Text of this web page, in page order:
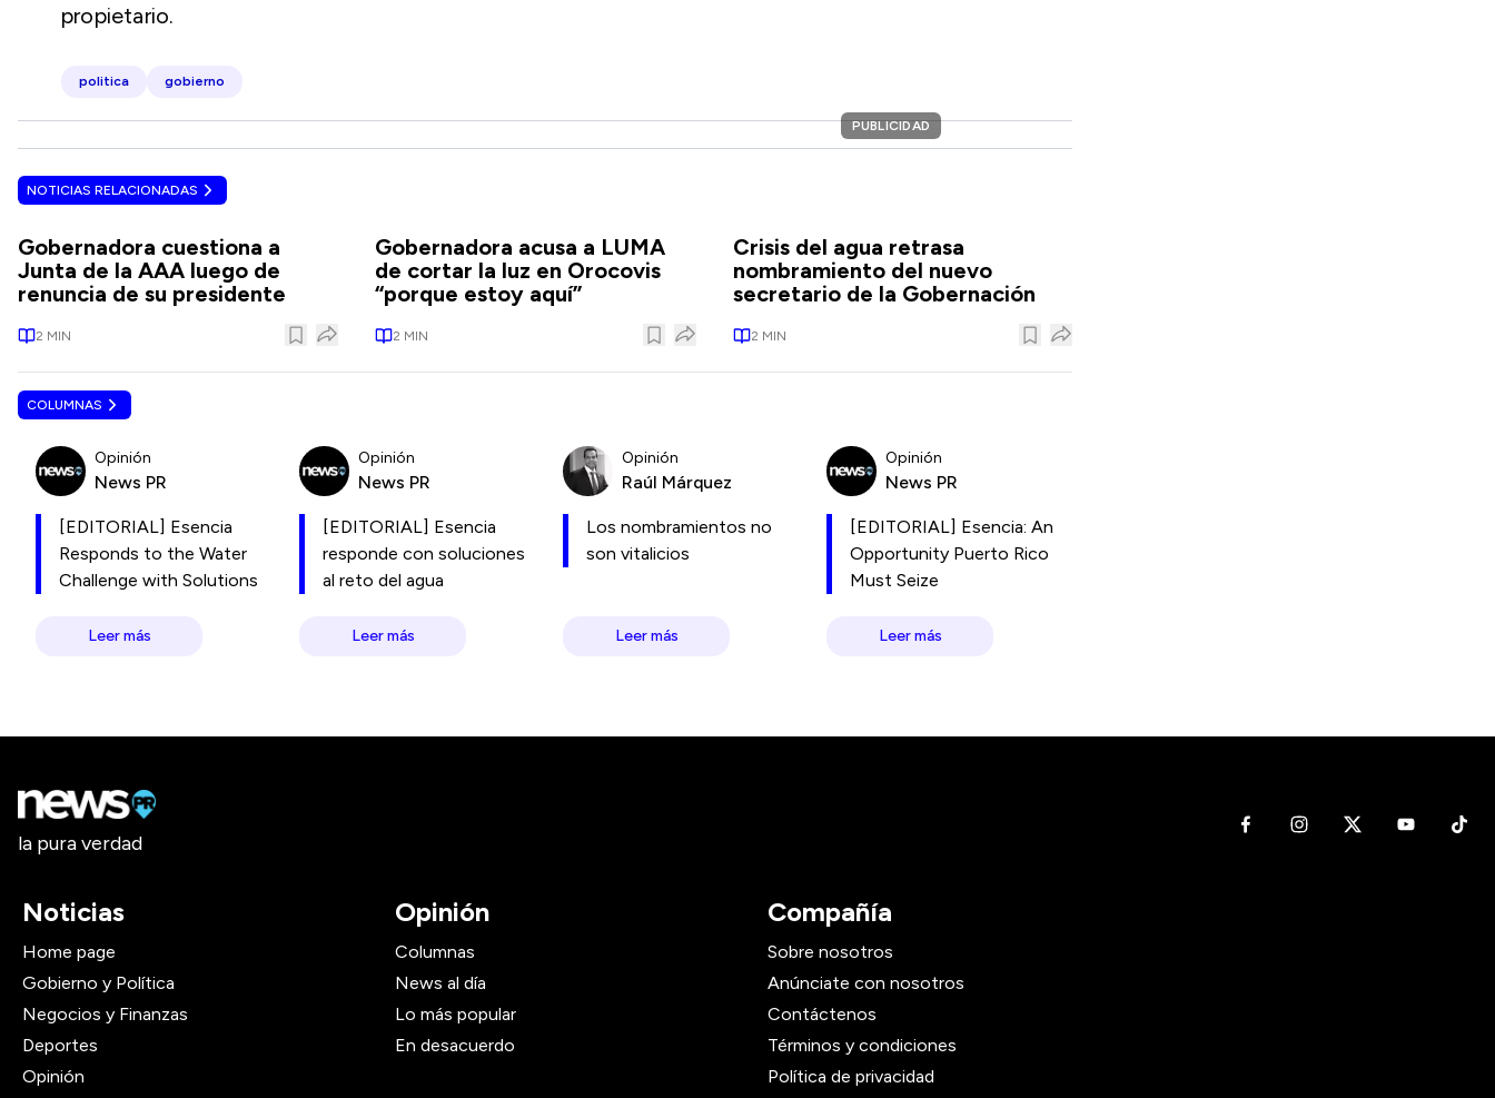
propietario.
politica gobierno
PUBLICIDAD
NOTICIAS RELACIONADAS
Gobernadora cuestiona a
Junta de la AAA luego de
renuncia de su presidente
2 MIN
Gobernadora acusa a LUMA
de cortar la luz en Orocovis
“porque estoy aquí”
2 MIN
Crisis del agua retrasa
nombramiento del nuevo
secretario de la Gobernación
2 MIN
COLUMNAS
Opinión
News PR
[EDITORIAL] Esencia
Responds to the Water
Challenge with Solutions
Leer más
Opinión
News PR
[EDITORIAL] Esencia
responde con soluciones
al reto del agua
Leer más
Opinión
Raúl Márquez
Los nombramientos no
son vitalicios
Leer más
Opinión
News PR
[EDITORIAL] Esencia: An
Opportunity Puerto Rico
Must Seize
Leer más
la pura verdad
Noticias
Home page
Gobierno y Política
Negocios y Finanzas
Deportes
Opinión
Opinión
Columnas
News al día
Lo más popular
En desacuerdo
Compañía
Sobre nosotros
Anúnciate con nosotros
Contáctenos
Términos y condiciones
Política de privacidad